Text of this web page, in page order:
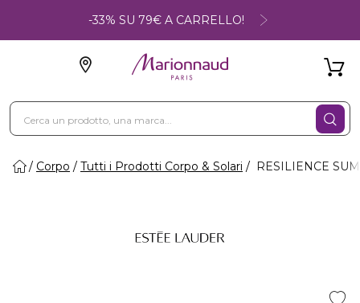
-33% SU 79€ A CARRELLO!
Corpo Tutti i Prodotti Corpo & Solari RESILIENCE